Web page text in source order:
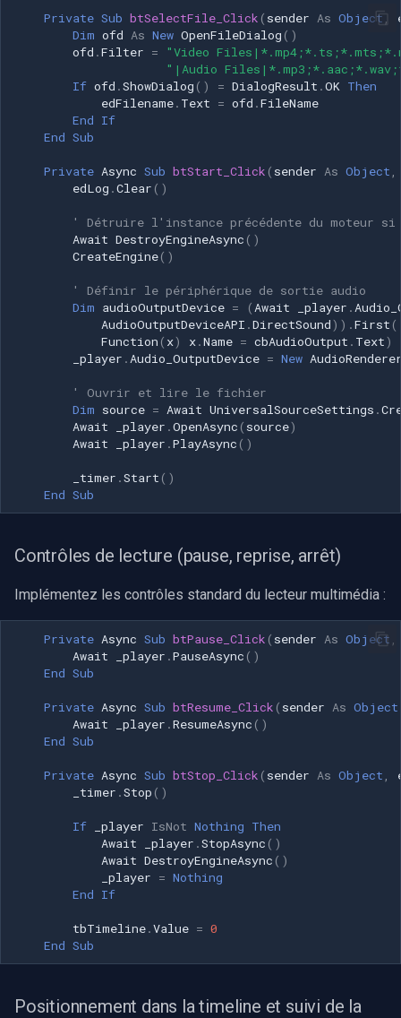
BrickCom
Edimax
Uniview (UNV)
Hanwha Vision
Rhombus
Eufy Security
Tenda
Mercusys
Private Sub btSelectFile_Click ( sender As Object,
Dim ofd As New OpenFileDialog ()
ofd .Filter =
"Video
"|Audio
If ofd .ShowDialog () = DialogResult .OK Then
edFilename. Text = ofd .FileName
End If
End Sub
Private Async Sub btStart_Click ( sender As Object
edLog .Clear ()
' Détruire l'instance précédente du moteur
Await DestroyEngineAsync ()
CreateEngine()
' Définir le périphérique de sortie audio
Dim audioOutputDevice = ( Await _player .
AudioOutputDeviceAPI .DirectSound)).First (
Function ( x) x.Name = cbAudioOutput . Text)
_player . Audio_OutputDevice = New
' Ouvrir et lire le fichier
Dim source = Await UniversalSourceSettings .
Await
_player .OpenAsync ( source)
Await
_player .PlayAsync ()
_timer .Start ()
End Sub
Contrôles de lecture (pause, reprise, arrêt)
Implémentez les contrôles standard du lecteur multimédia :
Private Async Sub btPause_Click ( sender As Object
Await
_player .PauseAsync ()
End Sub
Private Async Sub btResume_Click ( sender As Object
Await
_player .ResumeAsync ()
End Sub
Private Async Sub btStop_Click ( sender As Object
_timer .Stop ()
If _player IsNot Nothing Then
Await
_player .StopAsync ()
Await DestroyEngineAsync ()
_player = Nothing
End If
tbTimeline.Value = 0
End Sub
Positionnement dans la timeline et suivi de la